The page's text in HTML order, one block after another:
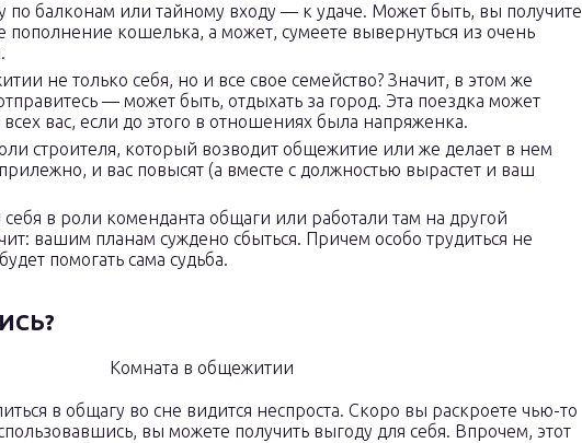
по балконам или тайному входу — к удаче. Может быть, вы получите
пополнение кошелька, а может, сумеете вывернуться из очень
не только себя, но и все свое семейство? Значит, в этом же
— может быть, отдыхать за город. Эта поездка может
вас, если до этого в отношениях была напряженка.
строителя, который возводит общежитие или же делает в нем
и вас повысят (а вместе с должностью вырастет и ваш
в роли коменданта общаги или работали там на другой
вашим планам суждено сбыться. Причем особо трудиться не
помогать сама судьба.
в общагу во сне видится неспроста. Скоро вы раскроете чью-то
вы можете получить выгоду для себя. Впрочем, этот